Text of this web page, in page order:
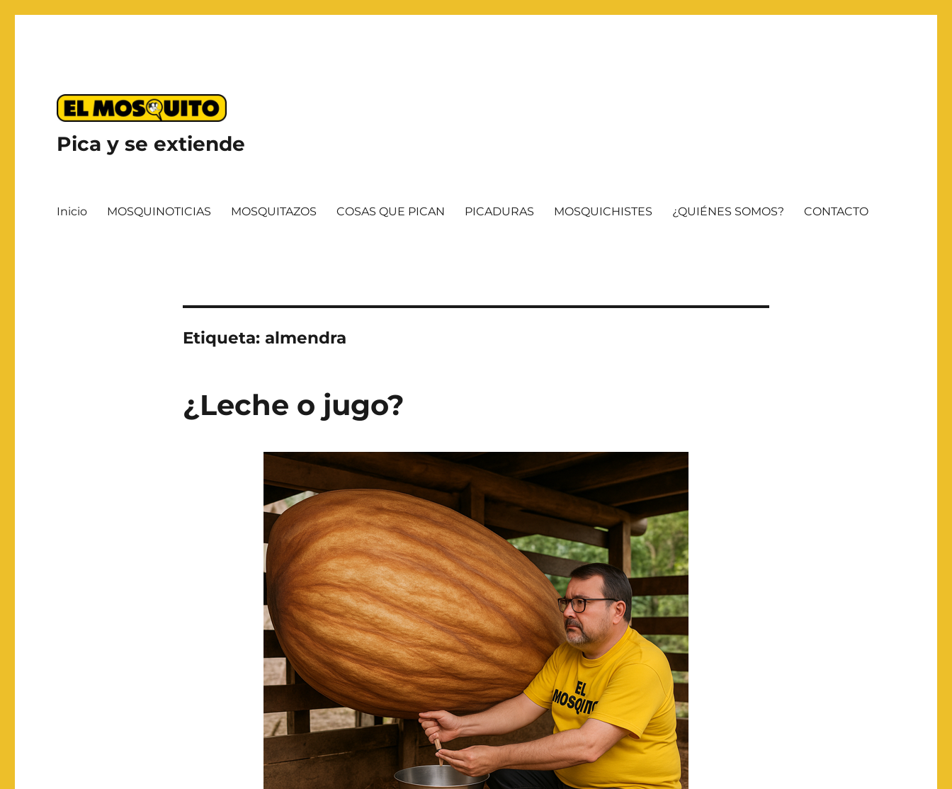
Pica y se extiende
Inicio MOSQUINOTICIAS MOSQUITAZOS COSAS QUE PICAN PICADURAS MOSQUICHISTES ¿QUIÉNES SOMOS? CONTACTO
Etiqueta: almendra
¿Leche o jugo?